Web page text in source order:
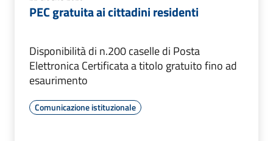
PEC gratuita ai cittadini residenti
Disponibilità di n.200 caselle di Posta
Elettronica Certificata a titolo gratuito fino ad
esaurimento
Comunicazione istituzionale